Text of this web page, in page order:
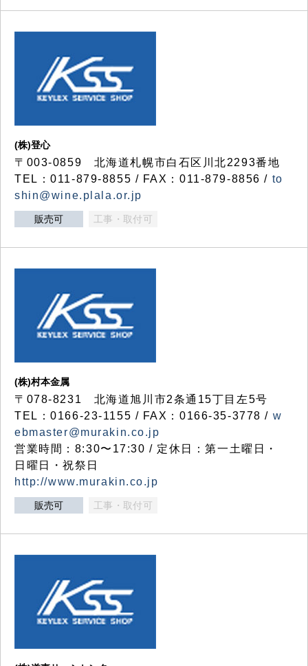
(株)登心
〒003-0859 北海道札幌市白石区川北2293番地
TEL：011-879-8855 / FAX：011-879-8856 / to
shin@wine.plala.or.jp
販売可 工事・取付可
(株)村本金属
〒078-8231 北海道旭川市2条通15丁目左5号
TEL：0166-23-1155 / FAX：0166-35-3778 / w
ebmaster@murakin.co.jp
営業時間：8:30〜17:30 / 定休日：第一土曜日・
日曜日・祝祭日
http://www.murakin.co.jp
販売可 工事・取付可